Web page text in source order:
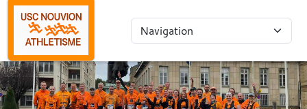
Panneau de gestion des cookies